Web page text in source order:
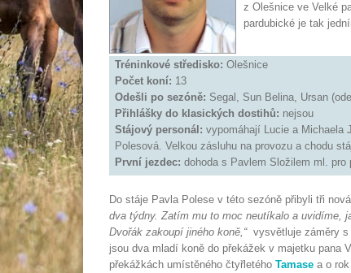
z Olešnice ve Velké
pardubické je tak
Tréninkové středisko: Olešnice
Počet koní: 13
Odešli po sezóně: Segal, Sun Belina, Ursan
Přihlášky do klasických dostihů: nejsou
Stájový personál: vypomáhají Lucie a Michaela
Polesová. Velkou zásluhu na provozu a chodu
První jezdec: dohoda s Pavlem Složilem ml. pro
Do stáje Pavla Polese v této sezóně přibyli tři
dva týdny. Zatím mu to moc neutíkalo a uvidíme,
Dvořák zakoupí jiného koně,“vysvětluje záměry s
jsou dva mladí koně do překážek v majetku pana
překážkách umístěného čtyřletého Tamase a o